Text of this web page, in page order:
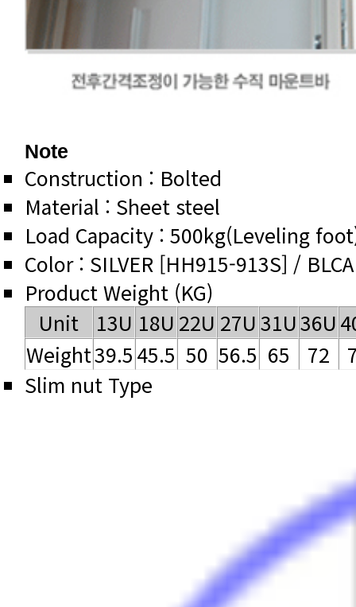
Note
Construction : Bolted
Material : Sheet steel
Load Capacity : 500kg(Leveling
Color : SILVER [HH915-913S] /
Product Weight (KG)
Unit
13U 18U 22U 27U31U36U
Weight39.545.5 50 56.5 65 72
Slim nut Type